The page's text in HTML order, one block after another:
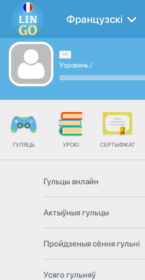
Французскі
Узровень /
ГУЛЯЦЬ УРОКІ СЕРТЫФІКАТ
Гульцы анлайн
Актыўныя гульцы
Пройдзеныя сёння гульні
Усяго гульняў